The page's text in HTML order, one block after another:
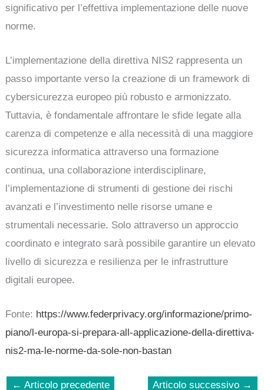
significativo per l’effettiva implementazione delle nuove
norme.
L’implementazione della direttiva NIS2 rappresenta un
passo importante verso la creazione di un framework di
cybersicurezza europeo più robusto e armonizzato.
Tuttavia, è fondamentale affrontare le sfide legate alla
carenza di competenze e alla necessità di una maggiore
sicurezza informatica attraverso una formazione
continua, una collaborazione interdisciplinare,
l’implementazione di strumenti di gestione dei rischi
avanzati e l’investimento nelle risorse umane e
strumentali necessarie. Solo attraverso un approccio
coordinato e integrato sarà possibile garantire un elevato
livello di sicurezza e resilienza per le infrastrutture
digitali europee.
Fonte: https://www.federprivacy.org/informazione/primo-
piano/l-europa-si-prepara-all-applicazione-della-direttiva-
nis2-ma-le-norme-da-sole-non-bastan
← Articolo precedente Articolo successivo →